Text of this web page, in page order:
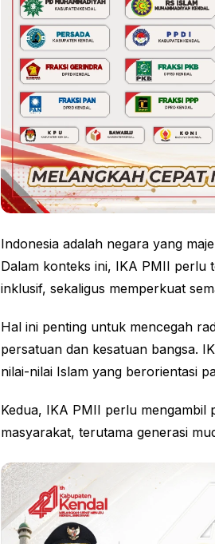
Indonesia adalah negara yang
Dalam konteks ini, IKA PMII perlu
inklusif, sekaligus memperkuat
Hal ini penting untuk mencegah
persatuan dan kesatuan bangsa.
nilai-nilai Islam yang berorientasi
Kedua, IKA PMII perlu mengambil
masyarakat, terutama generasi